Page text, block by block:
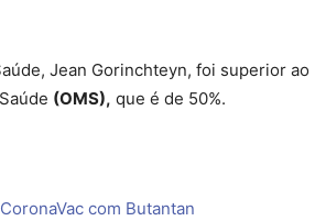
Jean Gorinchteyn, foi superior ao
(OMS), que é de 50%.
com Butantan